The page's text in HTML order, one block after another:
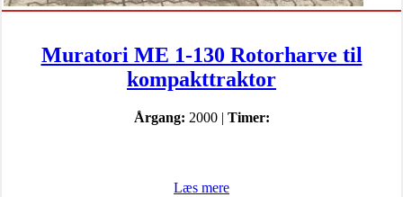
Muratori ME 1-130 Rotorharve til
kompakttraktor
Årgang: 2000 | Timer:
Læs mere